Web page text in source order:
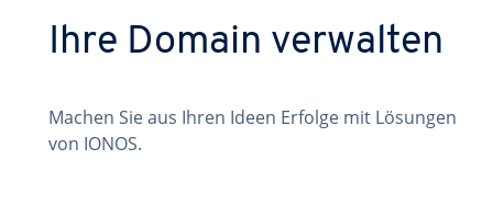
Ihre Domain verwalten
Machen Sie aus Ihren Ideen Erfolge mit Lösungen
von IONOS.